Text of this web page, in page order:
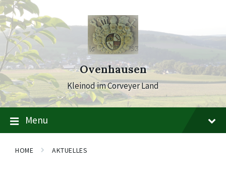
Skip
to
content
Skip
to
main
navigation
Skip
to
footer
Ovenhausen
Kleinod im Corveyer Land
Menu
HOME AKTUELLES